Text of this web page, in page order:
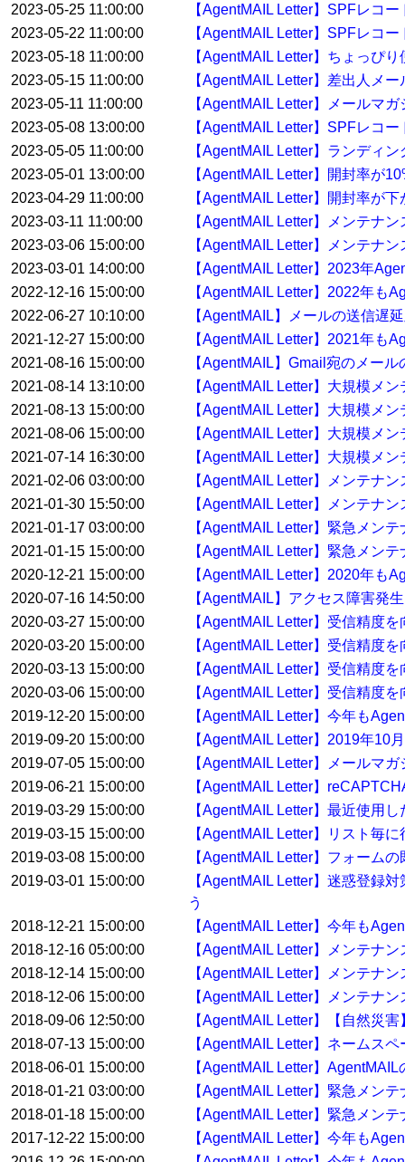
2023-05-25 11:00:00
【AgentMAIL Letter】SPFレコ
2023-05-22 11:00:00
【AgentMAIL Letter】SPFレコ
2023-05-18 11:00:00
【AgentMAIL Letter】ちょっぴ
2023-05-15 11:00:00
【AgentMAIL Letter】差出人メ
2023-05-11 11:00:00
【AgentMAIL Letter】メールマ
2023-05-08 13:00:00
【AgentMAIL Letter】SPFレコ
2023-05-05 11:00:00
【AgentMAIL Letter】ランディ
2023-05-01 13:00:00
【AgentMAIL Letter】開封率が
2023-04-29 11:00:00
【AgentMAIL Letter】開封率が
2023-03-11 11:00:00
【AgentMAIL Letter】メンテナ
2023-03-06 15:00:00
【AgentMAIL Letter】メンテナ
2023-03-01 14:00:00
【AgentMAIL Letter】2023年
2022-12-16 15:00:00
【AgentMAIL Letter】2022年も
2022-06-27 10:10:00
【AgentMAIL】メールの送信遅
2021-12-27 15:00:00
【AgentMAIL Letter】2021年も
2021-08-16 15:00:00
【AgentMAIL】Gmail宛のメー
2021-08-14 13:10:00
【AgentMAIL Letter】大規模メ
2021-08-13 15:00:00
【AgentMAIL Letter】大規模メ
2021-08-06 15:00:00
【AgentMAIL Letter】大規模メ
2021-07-14 16:30:00
【AgentMAIL Letter】大規模メ
2021-02-06 03:00:00
【AgentMAIL Letter】メンテナ
2021-01-30 15:50:00
【AgentMAIL Letter】メンテナ
2021-01-17 03:00:00
【AgentMAIL Letter】緊急メン
2021-01-15 15:00:00
【AgentMAIL Letter】緊急メン
2020-12-21 15:00:00
【AgentMAIL Letter】2020年も
2020-07-16 14:50:00
【AgentMAIL】アクセス障害発
2020-03-27 15:00:00
【AgentMAIL Letter】受信精度
2020-03-20 15:00:00
【AgentMAIL Letter】受信精度
2020-03-13 15:00:00
【AgentMAIL Letter】受信精度
2020-03-06 15:00:00
【AgentMAIL Letter】受信精度
2019-12-20 15:00:00
【AgentMAIL Letter】今年も
2019-09-20 15:00:00
【AgentMAIL Letter】2019年10
2019-07-05 15:00:00
【AgentMAIL Letter】メールマ
2019-06-21 15:00:00
【AgentMAIL Letter】
2019-03-29 15:00:00
【AgentMAIL Letter】最近使用
2019-03-15 15:00:00
【AgentMAIL Letter】リスト毎
2019-03-08 15:00:00
【AgentMAIL Letter】フォーム
2019-03-01 15:00:00
【AgentMAIL Letter】迷惑登録
う
2018-12-21 15:00:00
【AgentMAIL Letter】今年も
2018-12-16 05:00:00
【AgentMAIL Letter】メンテナ
2018-12-14 15:00:00
【AgentMAIL Letter】メンテナ
2018-12-06 15:00:00
【AgentMAIL Letter】メンテナ
2018-09-06 12:50:00
【AgentMAIL Letter】【自然災
2018-07-13 15:00:00
【AgentMAIL Letter】ネームス
2018-06-01 15:00:00
【AgentMAIL Letter】
2018-01-21 03:00:00
【AgentMAIL Letter】緊急メン
2018-01-18 15:00:00
【AgentMAIL Letter】緊急メン
2017-12-22 15:00:00
【AgentMAIL Letter】今年も